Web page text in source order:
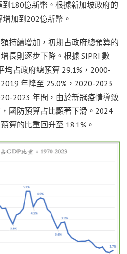
180億新幣。根據新加坡政府的
加到202億新幣。
持續增加，初期占政府總預算的
長則逐步下降。根據 SIPRI 數
均占政府總預算 29.1%，2000-
年降至 25.0%，2020-2023
2023 年間，由於新冠疫情導致
國防預算占比顯著下滑。2024
算的比重回升至 18.1%。